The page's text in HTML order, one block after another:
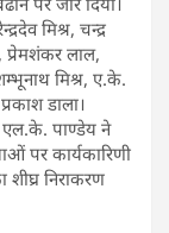
मिश्र, चन्द्र
प्रेमशंकर लाल,
मिश्र, ए.के.
डाला।
एल.के. पाण्डेय ने
पर कार्यकारिणी
शीघ्र निराकरण